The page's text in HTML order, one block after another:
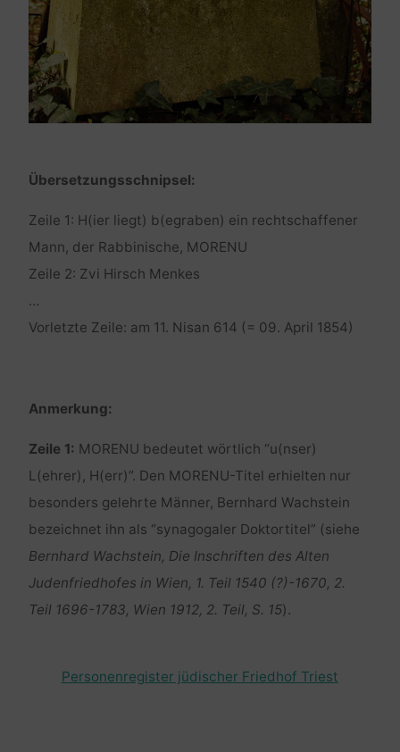
Übersetzungsschnipsel:
Zeile 1: H(ier liegt) b(egraben) ein rechtschaffener
Mann, der Rabbinische, MORENU
Zeile 2: Zvi Hirsch Menkes
…
Vorletzte Zeile: am 11. Nisan 614 (= 09. April 1854)
Anmerkung:
Zeile 1: MORENU bedeutet wörtlich “u(nser)
L(ehrer), H(err)”. Den MORENU-Titel erhielten nur
besonders gelehrte Männer, Bernhard Wachstein
bezeichnet ihn als “synagogaler Doktortitel” (siehe
Bernhard Wachstein, Die Inschriften des Alten
Judenfriedhofes in Wien, 1. Teil 1540 (?)-1670, 2.
Teil 1696-1783, Wien 1912, 2. Teil, S. 15).
Personenregister jüdischer Friedhof Triest